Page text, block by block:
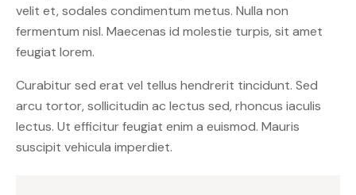
velit et, sodales condimentum metus. Nulla non
fermentum nisl. Maecenas id molestie turpis, sit amet
feugiat lorem.
Curabitur sed erat vel tellus hendrerit tincidunt. Sed
arcu tortor, sollicitudin ac lectus sed, rhoncus iaculis
lectus. Ut efficitur feugiat enim a euismod. Mauris
suscipit vehicula imperdiet.